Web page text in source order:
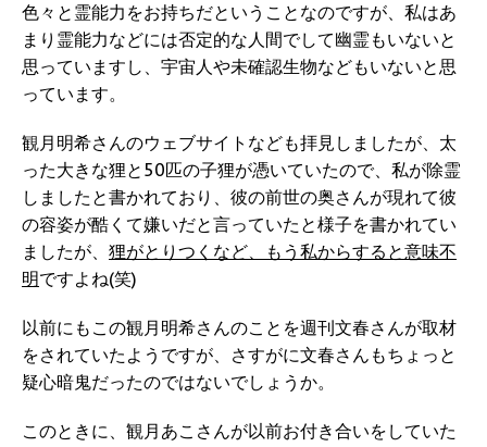
色々と霊能力をお持ちだということなのですが、私はあ
まり霊能力などには否定的な人間でして幽霊もいないと
思っていますし、宇宙人や未確認生物などもいないと思
っています。
観月明希さんのウェブサイトなども拝見しましたが、太
った大きな狸と50匹の子狸が憑いていたので、私が除霊
しましたと書かれており、彼の前世の奥さんが現れて彼
の容姿が酷くて嫌いだと言っていたと様子を書かれてい
ましたが、 狸がとりつくなど、もう私からすると意味不
明ですよね(笑)
以前にもこの観月明希さんのことを週刊文春さんが取材
をされていたようですが、さすがに文春さんもちょっと
疑心暗鬼だったのではないでしょうか。
このときに、観月あこさんが以前お付き合いをしていた